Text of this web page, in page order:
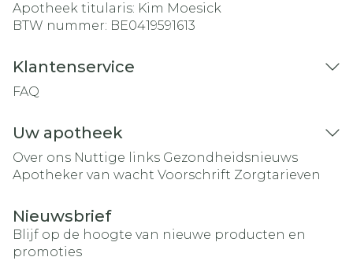
Apotheek titularis: Kim Moesick
BTW nummer: BE0419591613
Klantenservice
FAQ
Uw apotheek
Over ons Nuttige links Gezondheidsnieuws
Apotheker van wacht Voorschrift Zorgtarieven
Nieuwsbrief
Blijf op de hoogte van nieuwe producten en
promoties